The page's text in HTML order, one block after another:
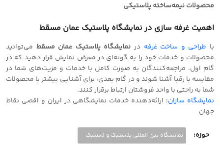
محصولات نیمه‌ساخته پلاستیکی
اهمیت غرفه سازی در نمایشگاه پلاستیک عمان مسقط
با طراحی و‌ ساخت غرفه در نمایشگاه پلاستیک عمان مسقط می‌توانید
محصولات و خدمات خود را به گونه‌ای در معرض نمایش قرار دهید که در
گام اول، مراجعه‌کنندگان به صورت کامل با خدمات و مزیت‌های شما در
مقایسه با رقبا آشنا شوند و در گام بعدی، برای آشنایی بیشتر با محصولات
شما به راحتی با واحد فروشتان ارتباط برقرار کنند.
نمایشگاه سازان؛ ارائه‌دهنده خدمات نمایشگاهی در ایران و‌ اقصی نقاط
جهان
حوزه: نمایشگاه بین المللی پلاستیک و لاستیک